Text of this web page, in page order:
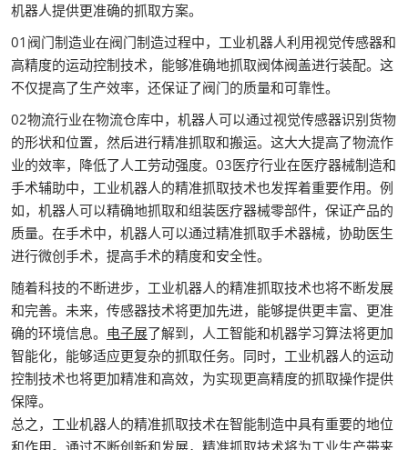
机器人提供更准确的抓取方案。
01阀门制造业在阀门制造过程中，工业机器人利用视觉传感器和
高精度的运动控制技术，能够准确地抓取阀体阀盖进行装配。这
不仅提高了生产效率，还保证了阀门的质量和可靠性。
02物流行业在物流仓库中，机器人可以通过视觉传感器识别货物
的形状和位置，然后进行精准抓取和搬运。这大大提高了物流作
业的效率，降低了人工劳动强度。03医疗行业在医疗器械制造和
手术辅助中，工业机器人的精准抓取技术也发挥着重要作用。例
如，机器人可以精确地抓取和组装医疗器械零部件，保证产品的
质量。在手术中，机器人可以通过精准抓取手术器械，协助医生
进行微创手术，提高手术的精度和安全性。
随着科技的不断进步，工业机器人的精准抓取技术也将不断发展
和完善。未来，传感器技术将更加先进，能够提供更丰富、更准
确的环境信息。 电子展了解到，人工智能和机器学习算法将更加
智能化，能够适应更复杂的抓取任务。同时，工业机器人的运动
控制技术也将更加精准和高效，为实现更高精度的抓取操作提供
保障。
总之，工业机器人的精准抓取技术在智能制造中具有重要的地位
和作用。通过不断创新和发展，精准抓取技术将为工业生产带来